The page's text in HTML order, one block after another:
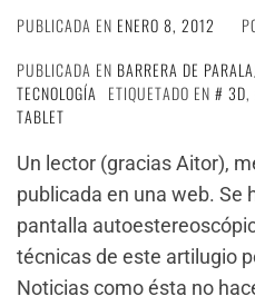
PUBLICADA EN ENERO 8, 2012
PUBLICADA EN BARRERA DE
TECNOLOGÍA
ETIQUETADO EN 3D,
TABLET
Un lector (gracias Aitor),
publicada en una web. Se
pantalla
técnicas de este artilugio
Noticias como ésta no